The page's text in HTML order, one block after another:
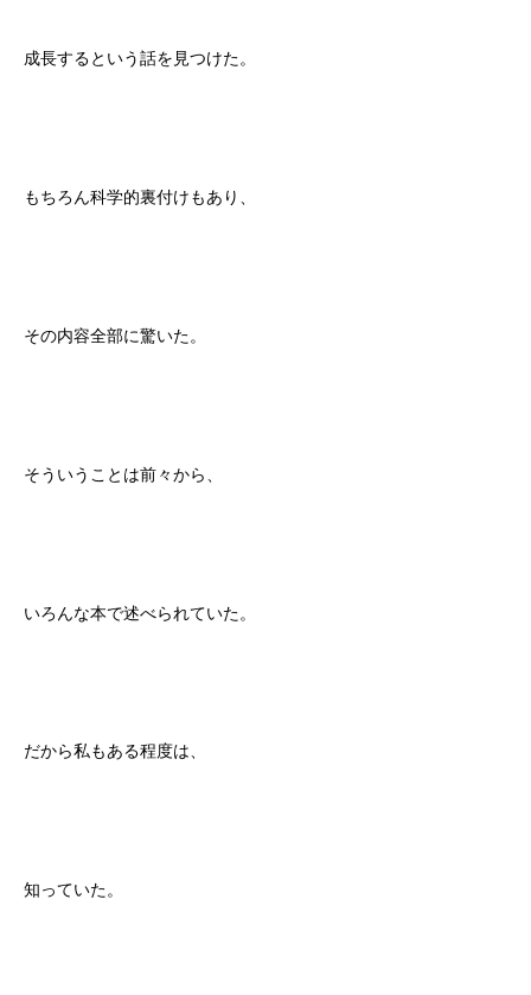
成長するという話を見つけた。
もちろん科学的裏付けもあり、
その内容全部に驚いた。
そういうことは前々から、
いろんな本で述べられていた。
だから私もある程度は、
知っていた。